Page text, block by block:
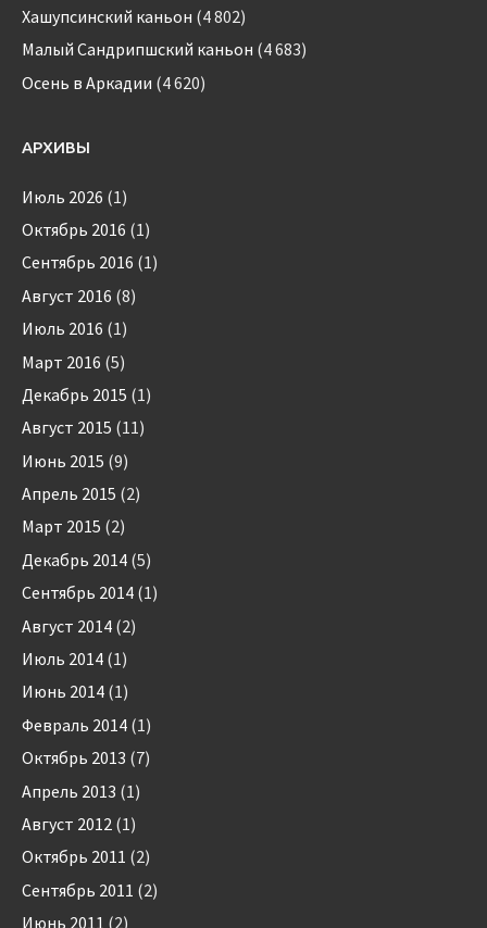
Хашупсинский каньон (4 802)
Малый Сандрипшский каньон (4 683)
Осень в Аркадии (4 620)
АРХИВЫ
Июль 2026 (1)
Октябрь 2016 (1)
Сентябрь 2016 (1)
Август 2016 (8)
Июль 2016 (1)
Март 2016 (5)
Декабрь 2015 (1)
Август 2015 (11)
Июнь 2015 (9)
Апрель 2015 (2)
Март 2015 (2)
Декабрь 2014 (5)
Сентябрь 2014 (1)
Август 2014 (2)
Июль 2014 (1)
Июнь 2014 (1)
Февраль 2014 (1)
Октябрь 2013 (7)
Апрель 2013 (1)
Август 2012 (1)
Октябрь 2011 (2)
Сентябрь 2011 (2)
Июнь 2011 (2)